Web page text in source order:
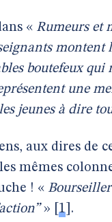
« Rumeurs et
montent
boutefeux qui
une
jeunes à dire
aux dires de
les mêmes
! « Bourseiller
» 1 .